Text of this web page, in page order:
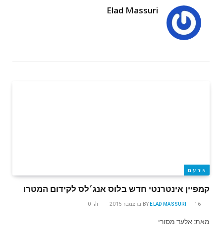
Elad Massuri
אירועים
קמפיין אינטרנטי חדש בלוס אנג׳לס לקידום המטרו
BY ELAD MASSURI 16 בדצמבר 2015 0
מאת: אלעד מסורי